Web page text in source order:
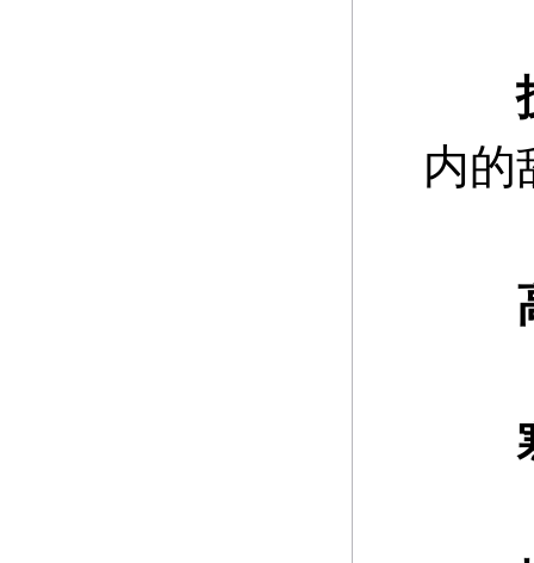
内的
高
寒